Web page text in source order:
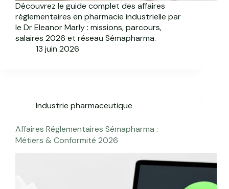
Découvrez le guide complet des affaires
réglementaires en pharmacie industrielle par
le Dr Eleanor Marly : missions, parcours,
salaires 2026 et réseau Sémapharma.
13 juin 2026
Industrie pharmaceutique
Affaires Réglementaires Sémapharma :
Métiers & Conformité 2026